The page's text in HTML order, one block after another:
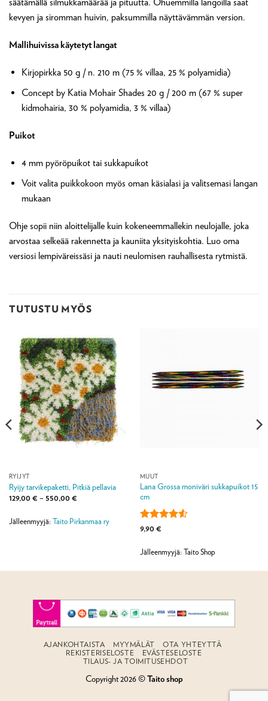
kevyen ja siromman huivin, paksummilla näyttävämmän version.
Mallihuivissa käytetyt langat
Kirjopirkka 50 g / n. 210 m (75 % villaa, 25 % polyamidia)
Concept by Katia Mohair Shades 20 g / 200 m (67 % super
kidmohairia, 30 % polyamidia, 3 % villaa)
Puikot
4 mm pyöröpuikot tai sukkapuikot
Voit valita puikkokoon myös oman käsialasi ja valitsemasi langan
mukaan
Ohje sopii niin aloittelijalle kuin kokeneemmallekin neulojalle, joka
arvostaa selkeää rakennetta ja kauniita yksityiskohtia. Luo oma
versiosi lempiväreissäsi ja nauti neulomisen rauhallisesta rytmistä.
TUTUSTU MYÖS
RYIJYT
Ryijy tarvikepaketti, Pitkiä pellavia
129,00 € – 550,00 €Hintaluokka:
550,00 €
Jälleenmyyjä: Taito Pirkanmaa ry
MUUT
Lana Grossa moniväri sukkapuikot 15
cm
Arvostelu
4.5
9,90 €
Jälleenmyyjä: Taito Shop
AJANKOHTAISTA MYYMÄLÄT
OTA YHTEYTTÄ
REKISTERISELOSTE
EVÄSTESELOSTE
TILAUS- JA TOIMITUSEHDOT
Copyright 2026 ©Taito shop